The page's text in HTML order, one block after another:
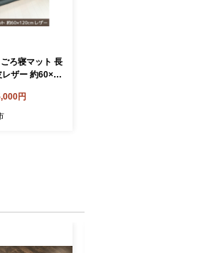
ごろ寝マット 長
ザー 約60×12
円